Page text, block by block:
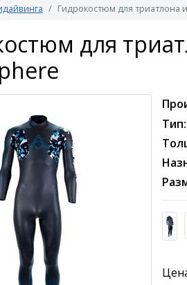
Гидрокостюм для триатлона
для
Тип: